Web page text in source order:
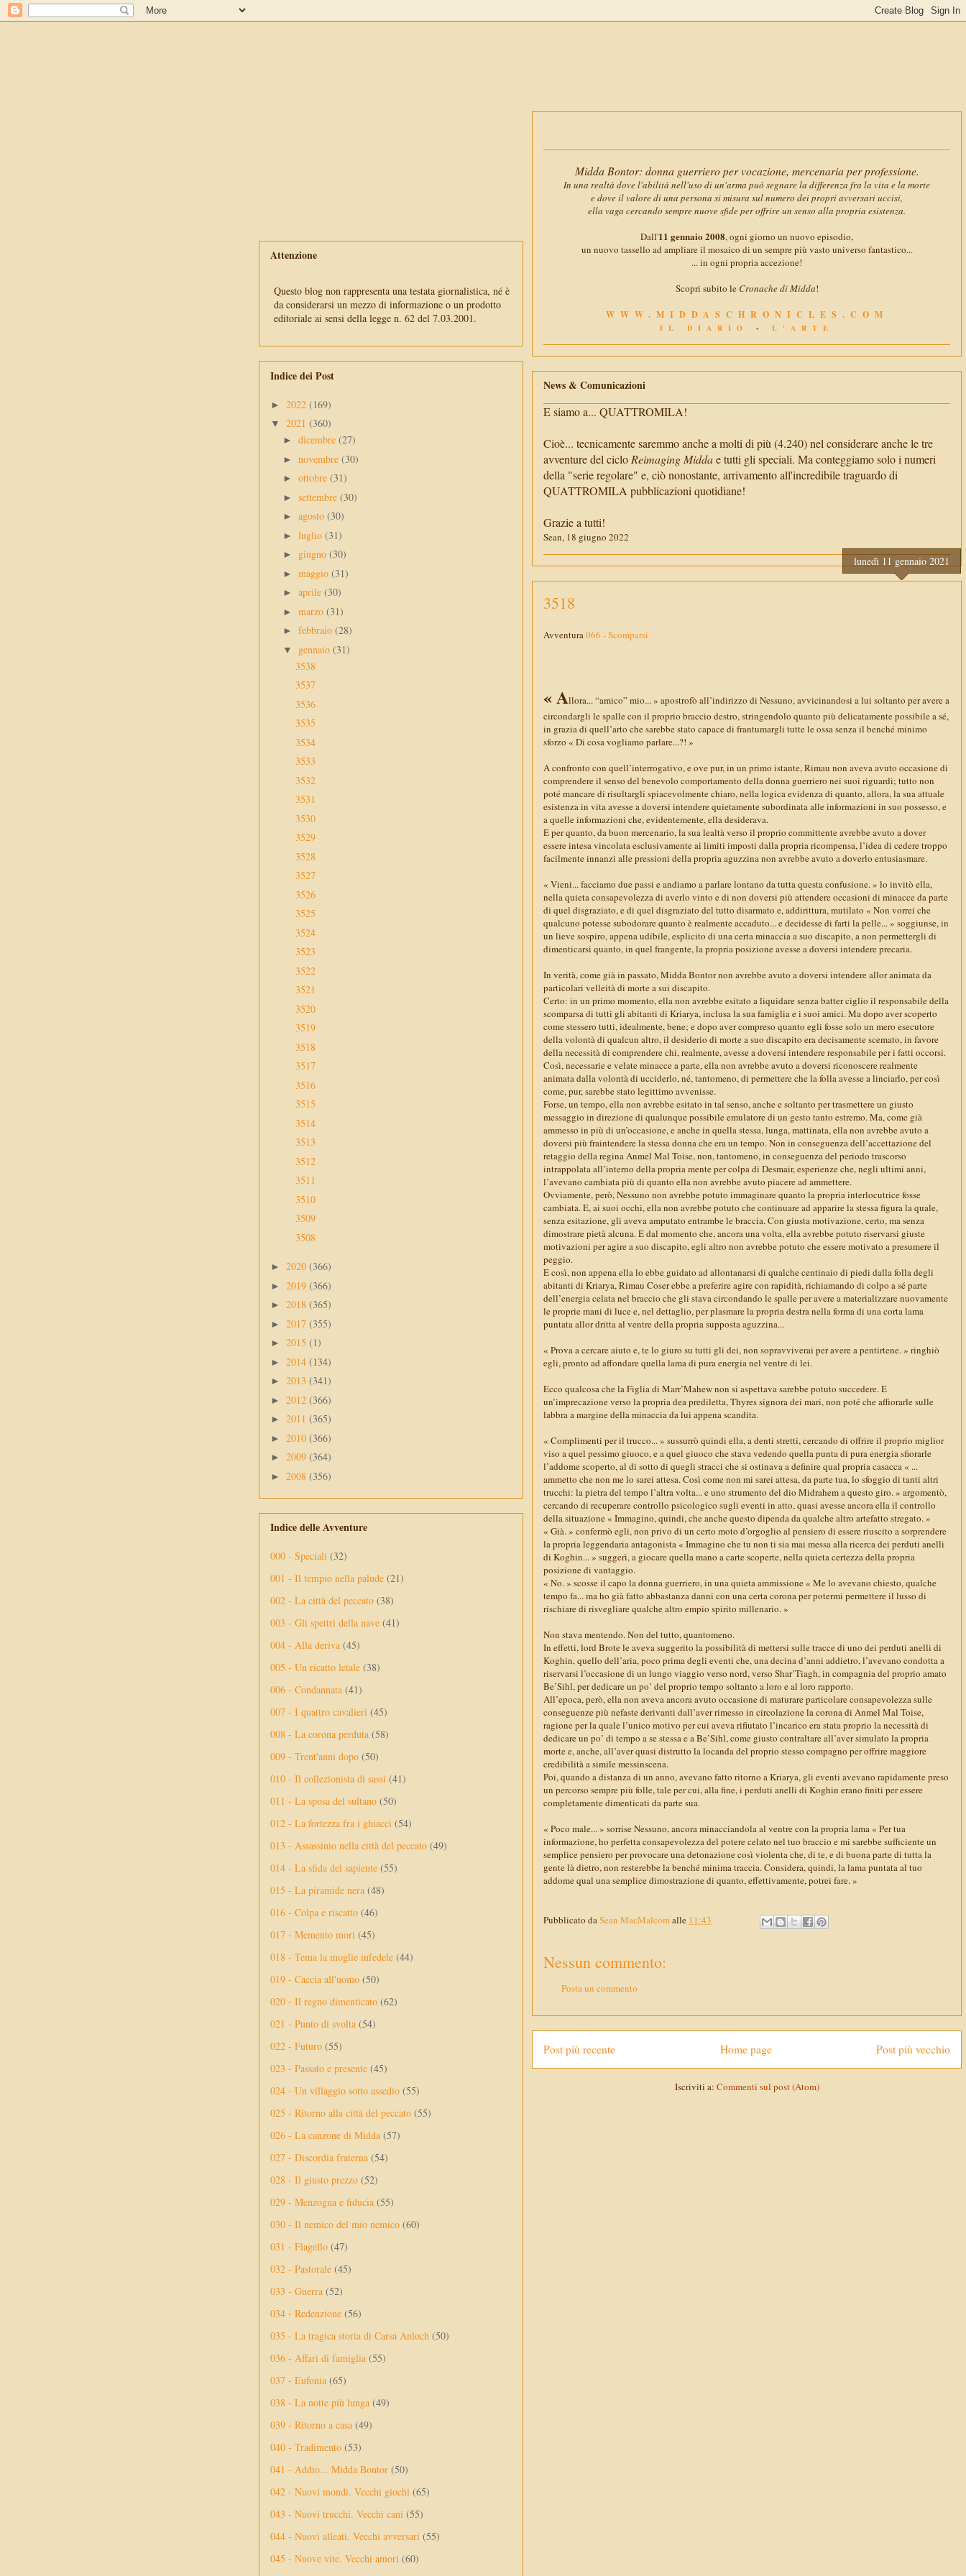
Midda Bontor: donna guerriero per vocazione, mercenaria per professione.
In una realtà dove l'abilità nell'uso di un'arma può segnare la differenza fra la vita e la morte
e dove il valore di una persona si misura sul numero dei propri avversari uccisi,
ella vaga cercando sempre nuove sfide per offrire un senso alla propria esistenza.
Dall'11 gennaio 2008, ogni giorno un nuovo episodio,
un nuovo tassello ad ampliare il mosaico di un sempre più vasto universo fantastico...
... in ogni propria accezione!
Scopri subito le Cronache di Midda!
WWW.MIDDASCHRONICLES.COM
IL DIARIO - L'ARTE
News & Comunicazioni
E siamo a... QUATTROMILA!
Cioè... tecnicamente saremmo anche a molti di più (4.240) nel considerare anche le tre
avventure del cicloReimaging Middae tutti gli speciali. Ma conteggiamo solo i numeri
della "serie regolare" e, ciò nonostante, arrivamento all'incredibile traguardo di
QUATTROMILA pubblicazioni quotidiane!
Grazie a tutti!
Sean, 18 giugno 2022
lunedì 11 gennaio 2021
3518
Avventura066 - Scomparsi
« Allora... “amico” mio... » apostrofò all’indirizzo di Nessuno, avvicinandosi a lui soltanto per avere a
circondargli le spalle con il proprio braccio destro, stringendolo quanto più delicatamente possibile a sé,
in grazia di quell’arto che sarebbe stato capace di frantumargli tutte le ossa senza il benché minimo
sforzo « Di cosa vogliamo parlare...?! »
A confronto con quell’interrogativo, e ove pur, in un primo istante, Rimau non aveva avuto occasione di
comprendere il senso del benevolo comportamento della donna guerriero nei suoi riguardi; tutto non
poté mancare di risultargli spiacevolmente chiaro, nella logica evidenza di quanto, allora, la sua attuale
esistenza in vita avesse a doversi intendere quietamente subordinata alle informazioni in suo possesso, e
a quelle informazioni che, evidentemente, ella desiderava.
E per quanto, da buon mercenario, la sua lealtà verso il proprio committente avrebbe avuto a dover
essere intesa vincolata esclusivamente ai limiti imposti dalla propria ricompensa, l’idea di cedere troppo
facilmente innanzi alle pressioni della propria aguzzina non avrebbe avuto a doverlo entusiasmare.
« Vieni... facciamo due passi e andiamo a parlare lontano da tutta questa confusione. » lo invitò ella,
nella quieta consapevolezza di averlo vinto e di non doversi più attendere occasioni di minacce da parte
di quel disgraziato, e di quel disgraziato del tutto disarmato e, addirittura, mutilato « Non vorrei che
qualcuno potesse subodorare quanto è realmente accaduto... e decidesse di farti la pelle... » soggiunse, in
un lieve sospiro, appena udibile, esplicito di una certa minaccia a suo discapito, a non permettergli di
dimenticarsi quanto, in quel frangente, la propria posizione avesse a doversi intendere precaria.
In verità, come già in passato, Midda Bontor non avrebbe avuto a doversi intendere allor animata da
particolari velleità di morte a sui discapito.
Certo: in un primo momento, ella non avrebbe esitato a liquidare senza batter ciglio il responsabile della
scomparsa di tutti gli abitanti di Kriarya, inclusa la sua famiglia e i suoi amici. Ma dopo aver scoperto
come stessero tutti, idealmente, bene; e dopo aver compreso quanto egli fosse solo un mero esecutore
della volontà di qualcun altro, il desiderio di morte a suo discapito era decisamente scemato, in favore
della necessità di comprendere chi, realmente, avesse a doversi intendere responsabile per i fatti occorsi.
Così, necessarie e velate minacce a parte, ella non avrebbe avuto a doversi riconoscere realmente
animata dalla volontà di ucciderlo, né, tantomeno, di permettere che la folla avesse a linciarlo, per così
come, pur, sarebbe stato legittimo avvenisse.
Forse, un tempo, ella non avrebbe esitato in tal senso, anche e soltanto per trasmettere un giusto
messaggio in direzione di qualunque possibile emulatore di un gesto tanto estremo. Ma, come già
ammesso in più di un’occasione, e anche in quella stessa, lunga, mattinata, ella non avrebbe avuto a
doversi più fraintendere la stessa donna che era un tempo. Non in conseguenza dell’accettazione del
retaggio della regina Anmel Mal Toise, non, tantomeno, in conseguenza del periodo trascorso
intrappolata all’interno della propria mente per colpa di Desmair, esperienze che, negli ultimi anni,
l’avevano cambiata più di quanto ella non avrebbe avuto piacere ad ammettere.
Ovviamente, però, Nessuno non avrebbe potuto immaginare quanto la propria interlocutrice fosse
cambiata. E, ai suoi occhi, ella non avrebbe potuto che continuare ad apparire la stessa figura la quale,
senza esitazione, gli aveva amputato entrambe le braccia. Con giusta motivazione, certo, ma senza
dimostrare pietà alcuna. E dal momento che, ancora una volta, ella avrebbe potuto riservarsi giuste
motivazioni per agire a suo discapito, egli altro non avrebbe potuto che essere motivato a presumere il
peggio.
E così, non appena ella lo ebbe guidato ad allontanarsi di qualche centinaio di piedi dalla folla degli
abitanti di Kriarya, Rimau Coser ebbe a preferire agire con rapidità, richiamando di colpo a sé parte
dell’energia celata nel braccio che gli stava circondando le spalle per avere a materializzare nuovamente
le proprie mani di luce e, nel dettaglio, per plasmare la propria destra nella forma di una corta lama
puntata allor dritta al ventre della propria supposta aguzzina...
« Prova a cercare aiuto e, te lo giuro su tutti gli dei, non sopravviverai per avere a pentirtene. » ringhiò
egli, pronto ad affondare quella lama di pura energia nel ventre di lei.
Ecco qualcosa che la Figlia di Marr’Mahew non si aspettava sarebbe potuto succedere. E
un’imprecazione verso la propria dea prediletta, Thyres signora dei mari, non poté che affiorarle sulle
labbra a margine della minaccia da lui appena scandita.
« Complimenti per il trucco... » sussurrò quindi ella, a denti stretti, cercando di offrire il proprio miglior
viso a quel pessimo giuoco, e a quel giuoco che stava vedendo quella punta di pura energia sfiorarle
l’addome scoperto, al di sotto di quegli stracci che si ostinava a definire qual propria casacca « ...
ammetto che non me lo sarei attesa. Così come non mi sarei attesa, da parte tua, lo sfoggio di tanti altri
trucchi: la pietra del tempo l’altra volta... e uno strumento del dio Midrahem a questo giro. » argomentò,
cercando di recuperare controllo psicologico sugli eventi in atto, quasi avesse ancora ella il controllo
della situazione « Immagino, quindi, che anche questo dipenda da qualche altro artefatto stregato. »
« Già. » confermò egli, non privo di un certo moto d’orgoglio al pensiero di essere riuscito a sorprendere
la propria leggendaria antagonista « Immagino che tu non ti sia mai messa alla ricerca dei perduti anelli
di Koghin... » suggerì, a giocare quella mano a carte scoperte, nella quieta certezza della propria
posizione di vantaggio.
« No. » scosse il capo la donna guerriero, in una quieta ammissione « Me lo avevano chiesto, qualche
tempo fa... ma ho già fatto abbastanza danni con una certa corona per potermi permettere il lusso di
rischiare di risvegliare qualche altro empio spirito millenario. »
Non stava mentendo. Non del tutto, quantomeno.
In effetti, lord Brote le aveva suggerito la possibilità di mettersi sulle tracce di uno dei perduti anelli di
Koghin, quello dell’aria, poco prima degli eventi che, una decina d’anni addietro, l’avevano condotta a
riservarsi l’occasione di un lungo viaggio verso nord, verso Shar’Tiagh, in compagnia del proprio amato
Be’Sihl, per dedicare un po’ del proprio tempo soltanto a loro e al loro rapporto.
All’epoca, però, ella non aveva ancora avuto occasione di maturare particolare consapevolezza sulle
conseguenze più nefaste derivanti dall’aver rimesso in circolazione la corona di Anmel Mal Toise,
ragione per la quale l’unico motivo per cui aveva rifiutato l’incarico era stata proprio la necessità di
dedicare un po’ di tempo a se stessa e a Be’Sihl, come giusto contraltare all’aver simulato la propria
morte e, anche, all’aver quasi distrutto la locanda del proprio stesso compagno per offrire maggiore
credibilità a simile messinscena.
Poi, quando a distanza di un anno, avevano fatto ritorno a Kriarya, gli eventi avevano rapidamente preso
un percorso sempre più folle, tale per cui, alla fine, i perduti anelli di Koghin erano finiti per essere
completamente dimenticati da parte sua.
« Poco male... » sorrise Nessuno, ancora minacciandola al ventre con la propria lama « Per tua
informazione, ho perfetta consapevolezza del potere celato nel tuo braccio e mi sarebbe sufficiente un
semplice pensiero per provocare una detonazione così violenta che, di te, e di buona parte di tutta la
gente là dietro, non resterebbe la benché minima traccia. Considera, quindi, la lama puntata al tuo
addome qual una semplice dimostrazione di quanto, effettivamente, potrei fare. »
Pubblicato daSean MacMalcomalle 11:43
Nessun commento:
Posta un commento
Post più recente Post più vecchio
Home page
Iscriviti a: Commenti sul post (Atom)
Attenzione
Questo blog non rappresenta una testata giornalistica, né è
da considerarsi un mezzo di informazione o un prodotto
editoriale ai sensi della legge n. 62 del 7.03.2001.
Indice dei Post
► 2022 (169)
▼ 2021 (360)
► dicembre (27)
► novembre (30)
► ottobre (31)
► settembre (30)
► agosto (30)
► luglio (31)
► giugno (30)
► maggio (31)
► aprile (30)
► marzo (31)
► febbraio (28)
▼ gennaio (31)
3538
3537
3536
3535
3534
3533
3532
3531
3530
3529
3528
3527
3526
3525
3524
3523
3522
3521
3520
3519
3518
3517
3516
3515
3514
3513
3512
3511
3510
3509
3508
► 2020 (366)
► 2019 (366)
► 2018 (365)
► 2017 (355)
► 2015 (1)
► 2014 (134)
► 2013 (341)
► 2012 (366)
► 2011 (365)
► 2010 (366)
► 2009 (364)
► 2008 (356)
Indice delle Avventure
000 - Speciali (32)
001 - Il tempio nella palude (21)
002 - La città del peccato (38)
003 - Gli spettri della nave (41)
004 - Alla deriva (45)
005 - Un ricatto letale (38)
006 - Condannata (41)
007 - I quattro cavalieri (45)
008 - La corona perduta (58)
009 - Trent'anni dopo (50)
010 - Il collezionista di sassi (41)
011 - La sposa del sultano (50)
012 - La fortezza fra i ghiacci (54)
013 - Assassinio nella città del peccato (49)
014 - La sfida del sapiente (55)
015 - La piramide nera (48)
016 - Colpa e riscatto (46)
017 - Memento mori (45)
018 - Tema la moglie infedele (44)
019 - Caccia all'uomo (50)
020 - Il regno dimenticato (62)
021 - Punto di svolta (54)
022 - Futuro (55)
023 - Passato e presente (45)
024 - Un villaggio sotto assedio (55)
025 - Ritorno alla città del peccato (55)
026 - La canzone di Midda (57)
027 - Discordia fraterna (54)
028 - Il giusto prezzo (52)
029 - Menzogna e fiducia (55)
030 - Il nemico del mio nemico (60)
031 - Flagello (47)
032 - Pastorale (45)
033 - Guerra (52)
034 - Redenzione (56)
035 - La tragica storia di Carsa Anloch (50)
036 - Affari di famiglia (55)
037 - Eufonia (65)
038 - La notte più lunga (49)
039 - Ritorno a casa (49)
040 - Tradimento (53)
041 - Addio... Midda Bontor (50)
042 - Nuovi mondi. Vecchi giochi (65)
043 - Nuovi trucchi. Vecchi cani (55)
044 - Nuovi alleati. Vecchi avversari (55)
045 - Nuove vite. Vecchi amori (60)